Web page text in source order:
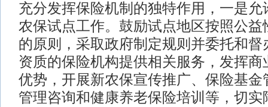
充分发挥保险机制的独特作用，一是允
农保试点工作。鼓励试点地区按照公益
的原则，采取政府制定规则并委托和督
资质的保险机构提供相关服务，发挥商
优势，开展新农保宣传推广、保险基金
管理咨询和健康养老保险培训等，切实